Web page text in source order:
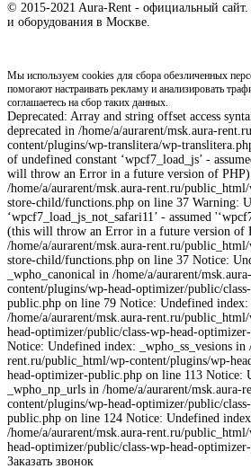
© 2015-2021 Aura-Rent - официальный
и оборудования в Москве.
Мы используем cookies для сбора обезличенных
помогают настраивать рекламу и анализировать
соглашаетесь на сбор таких данных.
Deprecated: Array and string offset access
deprecated in /home/a/aurarent/msk.aura-
content/plugins/wp-translitera/wp-
of undefined constant ‘wpcf7_load_js’ -
will throw an Error in a future version of
/home/a/aurarent/msk.aura-rent.ru/
store-child/functions.php on line 37 Warning:
‘wpcf7_load_js_not_safari11’ - assumed
(this will throw an Error in a future version of
/home/a/aurarent/msk.aura-rent.ru/
store-child/functions.php on line 37 Notice:
_wpho_canonical in /home/a/aurarent/
content/plugins/wp-head-optimizer/public/
public.php on line 79 Notice: Undefined
/home/a/aurarent/msk.aura-rent.ru/
head-optimizer/public/class-wp-head-
Notice: Undefined index: _wpho_ss_vesions in
rent.ru/public_html/wp-content/plugins/wp-
head-optimizer-public.php on line 113 Notice:
_wpho_np_urls in /home/a/aurarent/
content/plugins/wp-head-optimizer/public/
public.php on line 124 Notice: Undefined
/home/a/aurarent/msk.aura-rent.ru/
head-optimizer/public/class-wp-head-
Заказать звонок